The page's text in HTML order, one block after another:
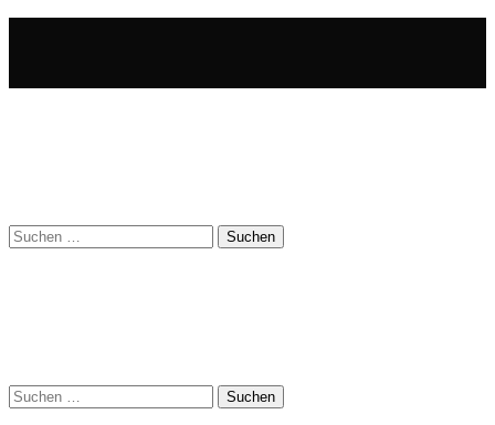
Suchen
nach:
Suchen
nach: